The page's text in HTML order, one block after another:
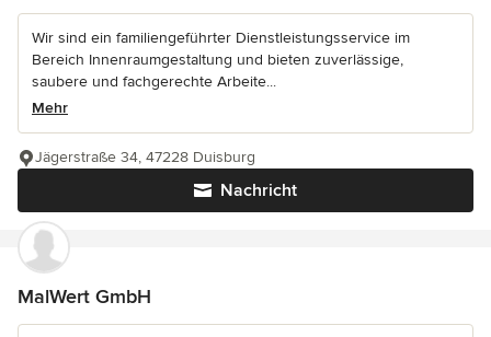
Wir sind ein familiengeführter Dienstleistungsservice im
Bereich Innenraumgestaltung und bieten zuverlässige,
saubere und fachgerechte Arbeite...
Mehr
Nachricht
Jägerstraße 34, 47228 Duisburg
MalWert GmbH